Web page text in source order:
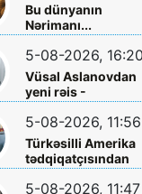
Bu dünyanın
Nərimanı...
5-08-2026, 16:20
Vüsal Aslanovdan
yeni rəis -
Təyinatları
5-08-2026, 11:56
Türkəsilli Amerika
tədqiqatçısından
Talebinə -
Vardanyanla bağlı
5-08-2026, 11:47